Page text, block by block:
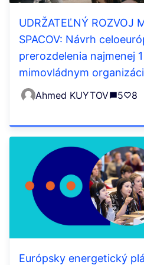
UDRŽATEĽNÝ ROZVOJ
SPACOV: Návrh
prerozdelenia najmenej
mimovládnym
Ahmed KUYTOV 5 8
Európsky energetický